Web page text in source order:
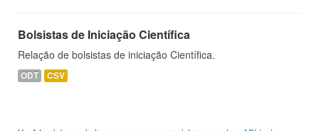
Bolsistas de Iniciação Científica
Relação de bolsistas de iniciação Científica.
ODT CSV